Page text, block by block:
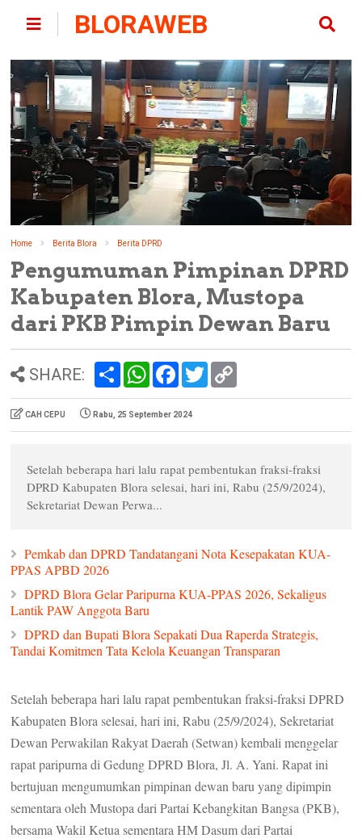
BLORAWEB
Home Berita Blora Berita DPRD
Pengumuman Pimpinan DPRD
Kabupaten Blora, Mustopa
dari PKB Pimpin Dewan Baru
SHARE:
e
W
s
A
b
o
w
e
i
CAH CEPU Rabu, 25 September 2024
Setelah beberapa hari lalu rapat pembentukan fraksi-fraksi
DPRD Kabupaten Blora selesai, hari ini, Rabu (25/9/2024),
Sekretariat Dewan Perwa...
Pemkab dan DPRD Tandatangani Nota Kesepakatan KUA-
PPAS APBD 2026
DPRD Blora Gelar Paripurna KUA-PPAS 2026, Sekaligus
Lantik PAW Anggota Baru
DPRD dan Bupati Blora Sepakati Dua Raperda Strategis,
Tandai Komitmen Tata Kelola Keuangan Transparan
Setelah beberapa hari lalu rapat pembentukan fraksi-fraksi DPRD
Kabupaten Blora selesai, hari ini, Rabu (25/9/2024), Sekretariat
Dewan Perwakilan Rakyat Daerah (Setwan) kembali menggelar
rapat paripurna di Gedung DPRD Blora, Jl. A. Yani. Rapat ini
bertujuan mengumumkan pimpinan dewan baru yang dipimpin
sementara oleh Mustopa dari Partai Kebangkitan Bangsa (PKB),
bersama Wakil Ketua sementara HM Dasum dari Partai